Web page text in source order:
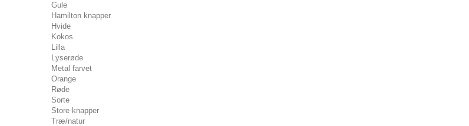
Gule
Hamilton knapper
Hvide
Kokos
Lilla
Lyserøde
Metal farvet
Orange
Røde
Sorte
Store knapper
Træ/natur